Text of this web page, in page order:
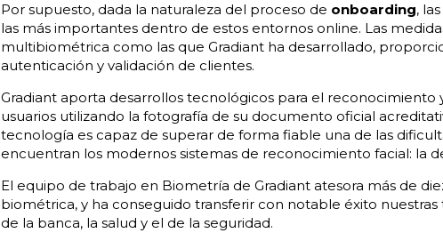
Por supuesto, dada la naturaleza del proceso de onboarding, las
las más importantes dentro de estos entornos online. Las
multibiométrica como las que Gradiant ha desarrollado,
autenticación y validación de clientes.
Gradiant aporta desarrollos tecnológicos para el reconocimiento
usuarios utilizando la fotografía de su documento oficial
tecnología es capaz de superar de forma fiable una de las
encuentran los modernos sistemas de reconocimiento facial: la
El equipo de trabajo en Biometría de Gradiantatesora más de
biométrica, y ha conseguido transferir con notable éxito
de la banca, la salud y el de la seguridad.